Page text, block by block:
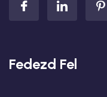
Fedezd Fel